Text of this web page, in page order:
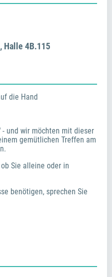
Halle 4B.115
die Hand
- und wir möchten mit dieser
gemütlichen Treffen am
Sie alleine oder in
benötigen, sprechen Sie